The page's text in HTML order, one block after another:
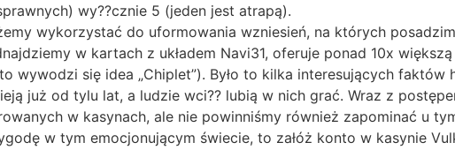
wy??cznie 5 (jeden jest atrapą).
wykorzystać do uformowania wzniesień, na których
w kartach z układem Navi31, oferuje ponad 10x
wywodzi się idea „Chiplet”). Było to kilka interesujących
już od tylu lat, a ludzie wci?? lubią w nich grać. Wraz z
w kasynach, ale nie powinniśmy również zapominać u
w tym emocjonującym świecie, to załóż konto w kasynie